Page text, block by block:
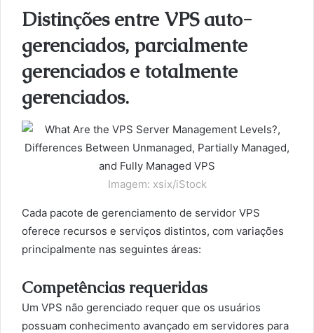
Distinções entre VPS auto-
gerenciados, parcialmente
gerenciados e totalmente
gerenciados.
Imagem: xsix/iStock
Cada pacote de gerenciamento de servidor VPS
oferece recursos e serviços distintos, com variações
principalmente nas seguintes áreas:
Competências requeridas
Um VPS não gerenciado requer que os usuários
possuam conhecimento avançado em servidores para